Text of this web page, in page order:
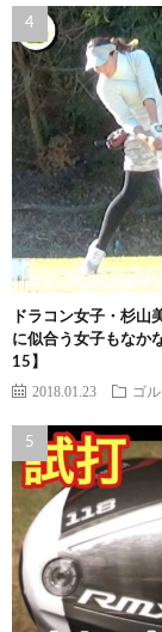
ドラコン女子・杉山
に似合う女子もなか
15】
2018.01.23 ゴ